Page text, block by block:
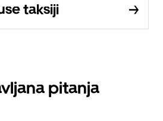
taksiji
pitanja